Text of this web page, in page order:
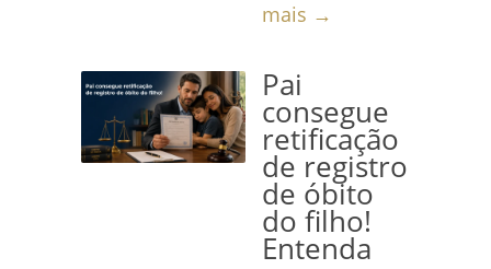
mais →
Pai
consegue
retificação
de registro
de óbito
do filho!
Entenda